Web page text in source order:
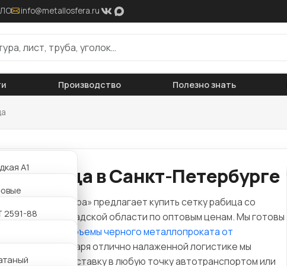
info@metallosfera.ru
Производство Полезно знать
А1
А3
2591-88
рабица в Санкт-Петербурге
«Металлосфера» предлагает купить сетку рабица со
в СПб и Ленинградской области по оптовым ценам. Мы готовы
любые объемы черного металлопроката от
. Благодаря отлично налаженной логистике мы
быструю доставку в любую точку автотранспортом или